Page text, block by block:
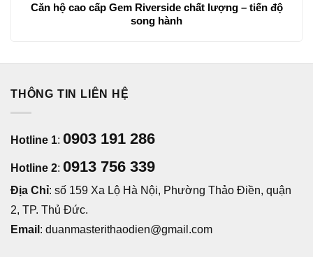
Căn hộ cao cấp Gem Riverside chất lượng – tiến độ
song hành
THÔNG TIN LIÊN HỆ
Hotline 1: 0903 191 286
Hotline 2: 0913 756 339
Địa Chỉ: số 159 Xa Lộ Hà Nội, Phường Thảo Điền, quận
2, TP. Thủ Đức.
Email : duanmasterithaodien@gmail.com